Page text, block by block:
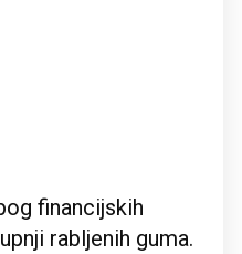
financijskih
rabljenih guma.